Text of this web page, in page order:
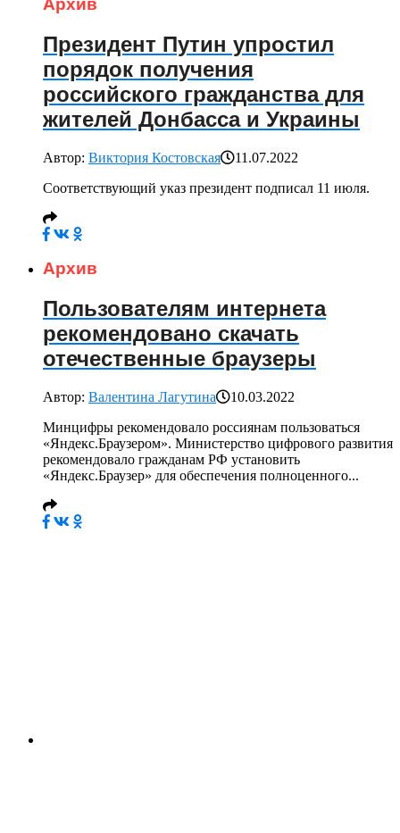
Архив
Президент Путин упростил
порядок получения
российского гражданства для
жителей Донбасса и Украины
Автор: Виктория Костовская
11.07.2022
Соответствующий указ президент подписал 11 июля.
Архив
Пользователям интернета
рекомендовано скачать
отечественные браузеры
Автор: Валентина Лагутина
10.03.2022
Минцифры рекомендовало россиянам пользоваться
«Яндекс.Браузером». Министерство цифрового развития
рекомендовало гражданам РФ установить
«Яндекс.Браузер» для обеспечения полноценного...